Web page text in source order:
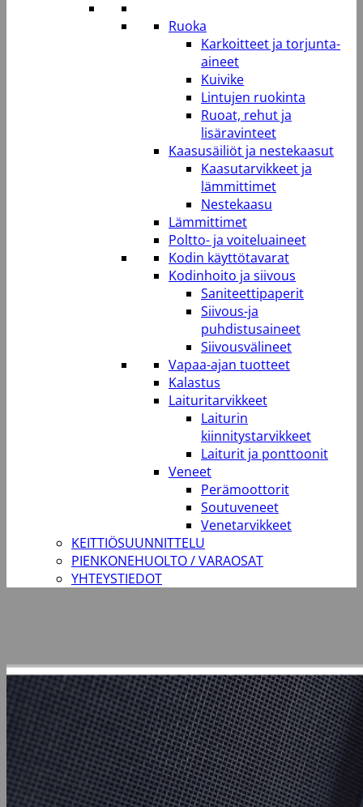
Ruoka
Karkoitteet ja torjunta-
aineet
Kuivike
Lintujen ruokinta
Ruoat, rehut ja
lisäravinteet
Kaasusäiliöt ja nestekaasut
Kaasutarvikkeet ja
lämmittimet
Nestekaasu
Lämmittimet
Poltto- ja voiteluaineet
Kodin käyttötavarat
Kodinhoito ja siivous
Saniteettipaperit
Siivous-ja
puhdistusaineet
Siivousvälineet
Vapaa-ajan tuotteet
Kalastus
Laituritarvikkeet
Laiturin
kiinnitystarvikkeet
Laiturit ja ponttoonit
Veneet
Perämoottorit
Soutuveneet
Venetarvikkeet
KEITTIÖSUUNNITTELU
PIENKONEHUOLTO / VARAOSAT
YHTEYSTIEDOT